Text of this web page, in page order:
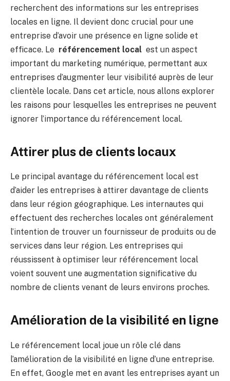
recherchent des informations sur les entreprises
locales en ligne. Il devient donc crucial pour une
entreprise d’avoir une présence en ligne solide et
efficace. Le référencement local est un aspect
important du marketing numérique, permettant aux
entreprises d’augmenter leur visibilité auprès de leur
clientèle locale. Dans cet article, nous allons explorer
les raisons pour lesquelles les entreprises ne peuvent
ignorer l’importance du référencement local.
Attirer plus de clients locaux
Le principal avantage du référencement local est
d’aider les entreprises à attirer davantage de clients
dans leur région géographique. Les internautes qui
effectuent des recherches locales ont généralement
l’intention de trouver un fournisseur de produits ou de
services dans leur région. Les entreprises qui
réussissent à optimiser leur référencement local
voient souvent une augmentation significative du
nombre de clients venant de leurs environs proches.
Amélioration de la visibilité en ligne
Le référencement local joue un rôle clé dans
l’amélioration de la visibilité en ligne d’une entreprise.
En effet, Google met en avant les entreprises ayant un